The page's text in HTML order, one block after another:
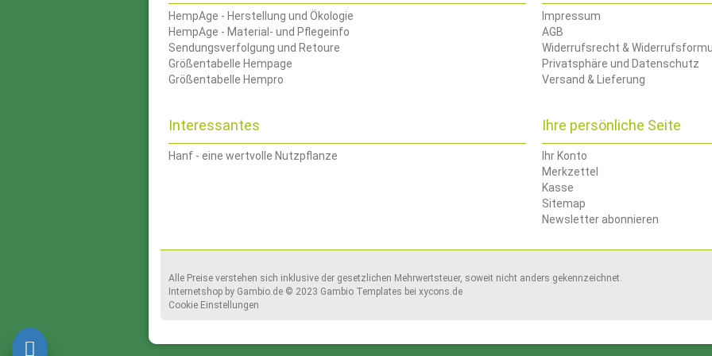
HempAge - Herstellung und Ökologie
HempAge - Material- und Pflegeinfo
Sendungsverfolgung und Retoure
Größentabelle Hempage
Größentabelle Hempro
Impressum
AGB
Widerrufsrecht &
Privatsphäre und Datenschutz
Versand & Lieferung
Interessantes
Hanf - eine wertvolle Nutzpflanze
Ihre persönliche Seite
Ihr Konto
Merkzettel
Kasse
Sitemap
Newsletter abonnieren
Alle Preise verstehen sich inklusive der gesetzlichen Mehrwertsteuer, soweit nicht anders gekennzeichnet.
Internetshop by Gambio.de © 2023 Gambio Templates bei xycons.de
Cookie Einstellungen